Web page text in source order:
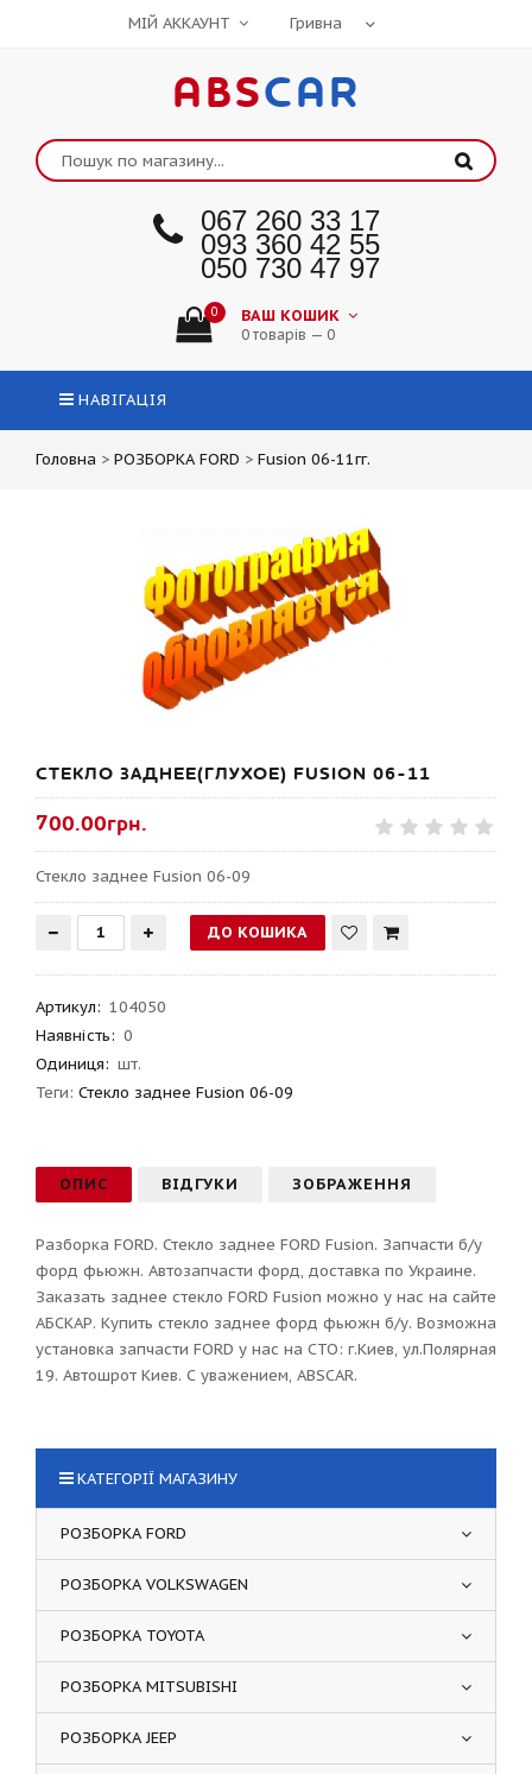
МІЙ АККАУНТ
ABSCAR
067 260 33 17
093 360 42 55
050 730 47 97
0 ВАШ КОШИК
0 товарів — 0
НАВІГАЦІЯ
Головна > РОЗБОРКА FORD > Fusion 06-11гг.
СТЕКЛО ЗАДНЕЕ(ГЛУХОЕ) FUSION 06-11
700.00грн.
Стекло заднее Fusion 06-09
Артикул: 104050
Наявність: 0
Одиниця: шт.
Теги: Стекло заднее Fusion 06-09
ОПИС ВІДГУКИ ЗОБРАЖЕННЯ
Разборка FORD. Стекло заднее FORD Fusion. Запчасти б/у
форд фьюжн. Автозапчасти форд, доставка по Украине.
Заказать заднее стекло FORD Fusion можно у нас на сайте
АБСКАР. Купить стекло заднее форд фьюжн б/у. Возможна
установка запчасти FORD у нас на СТО: г.Киев, ул.Полярная
19. Автошрот Киев. С уважением, ABSCAR.
КАТЕГОРІЇ МАГАЗИНУ
РОЗБОРКА FORD
РОЗБОРКА VOLKSWAGEN
РОЗБОРКА TOYOTA
РОЗБОРКА MITSUBISHI
РОЗБОРКА JEEP